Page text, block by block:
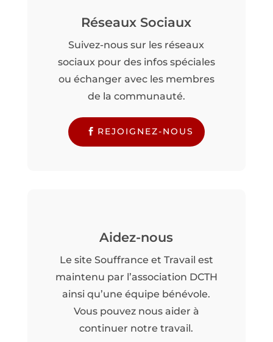
Réseaux Sociaux
Suivez-nous sur les réseaux
sociaux pour des infos spéciales
ou échanger avec les membres
de la communauté.
REJOIGNEZ-NOUS
Aidez-nous
Le site Souffrance et Travail est
maintenu par l’association DCTH
ainsi qu’une équipe bénévole.
Vous pouvez nous aider à
continuer notre travail.